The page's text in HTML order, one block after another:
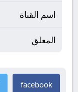
اسم القناة
المعلق
facebook